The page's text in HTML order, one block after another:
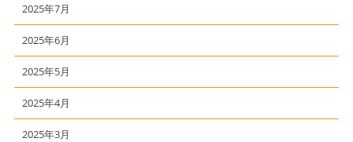
2025年7月
2025年6月
2025年5月
2025年4月
2025年3月